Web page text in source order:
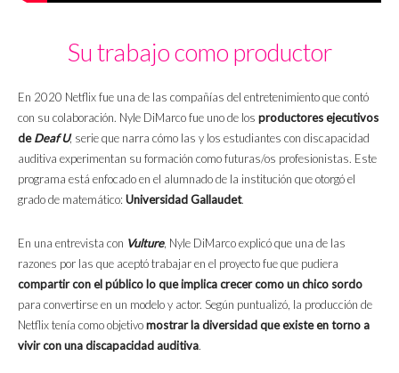
Su trabajo como productor
En 2020 Netflix fue una de las compañías del entretenimiento que contó
con su colaboración. Nyle DiMarco fue uno de los productores ejecutivos
de Deaf U, serie que narra cómo las y los estudiantes con discapacidad
auditiva experimentan su formación como futuras/os profesionistas. Este
programa está enfocado en el alumnado de la institución que otorgó el
grado de matemático: Universidad Gallaudet.
En una entrevista con Vulture, Nyle DiMarco explicó que una de las
razones por las que aceptó trabajar en el proyecto fue que pudiera
compartir con el público lo que implica crecer como un chico sordo
para convertirse en un modelo y actor. Según puntualizó, la producción de
Netflix tenía como objetivomostrar la diversidad que existe en torno a
vivir con una discapacidad auditiva.